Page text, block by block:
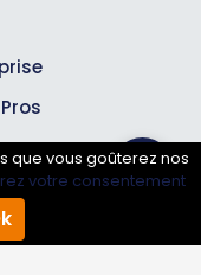
que vous goûterez nos
votre consentement